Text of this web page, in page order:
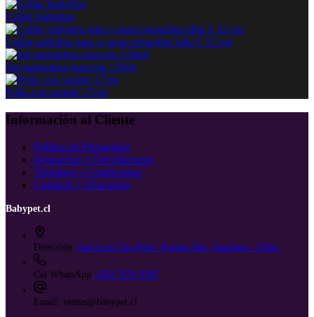
Collar Isabelino
Collar pañoleta gato o razas pequeñas talla S 32 cm
Set mamadera mascota 120ml
Pollo con sonido 17cm
Información al Cliente
Política de Privacidad
Despachos y Devoluciones
Términos y Condiciones
Contacto y Ubicación
Babypet.cl
Dirección: José Luis Coo 0541, Puente Alto, Santiago - Chile.
Cel WhatsApp +569 7676 0385
Email: ventas@babypet.cl